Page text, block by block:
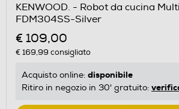
KENWOOD. - Robot da cucina
FDM304SS-Silver
€ 109,00
€ 169,99 consigliato
Acquisto online: disponibile
Ritiro in negozio in 30' gratuito: